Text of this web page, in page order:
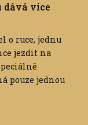
dává více
o ruce, jednu
jezdit na
pouze jednou